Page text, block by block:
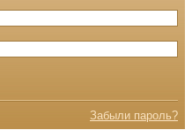
Забыли пароль?